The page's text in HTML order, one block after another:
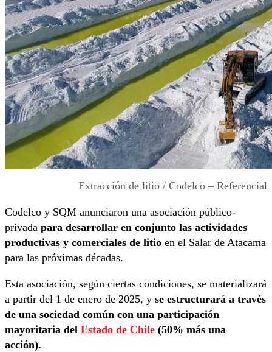
Extracción de litio / Codelco – Referencial
Codelco y SQM anunciaron una asociación público-
privada para desarrollar en conjunto las actividades
productivas y comerciales de litio en el Salar de Atacama
para las próximas décadas.
Esta asociación, según ciertas condiciones, se materializará
a partir del 1 de enero de 2025, y se estructurará a través
de una sociedad común con una participación
mayoritaria del Estado de Chile (50% más una
acción).